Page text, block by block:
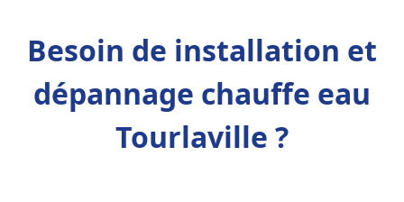
Besoin de installation et
dépannage chauffe eau
Tourlaville ?